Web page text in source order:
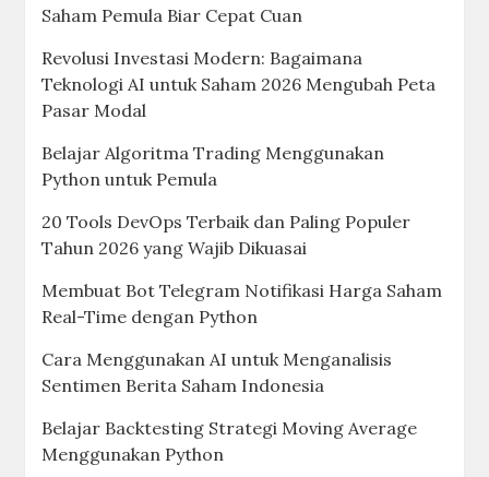
Saham Pemula Biar Cepat Cuan
Revolusi Investasi Modern: Bagaimana
Teknologi AI untuk Saham 2026 Mengubah Peta
Pasar Modal
Belajar Algoritma Trading Menggunakan
Python untuk Pemula
20 Tools DevOps Terbaik dan Paling Populer
Tahun 2026 yang Wajib Dikuasai
Membuat Bot Telegram Notifikasi Harga Saham
Real-Time dengan Python
Cara Menggunakan AI untuk Menganalisis
Sentimen Berita Saham Indonesia
Belajar Backtesting Strategi Moving Average
Menggunakan Python